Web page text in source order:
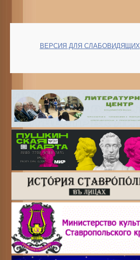
ВЕРСИЯ ДЛЯ СЛАБОВИДЯЩИХ